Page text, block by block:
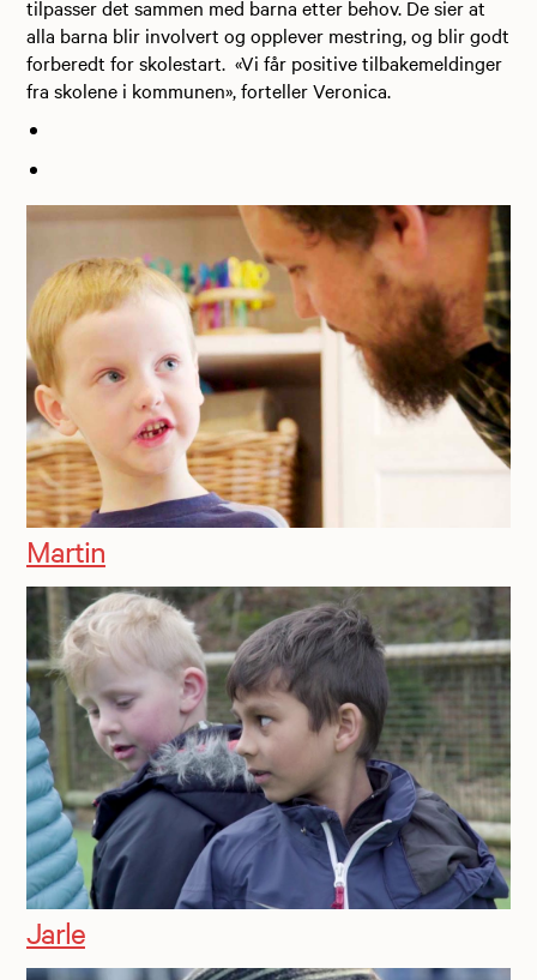
tilpasser det sammen med barna etter behov. De sier at
alla barna blir involvert og opplever mestring, og blir godt
forberedt for skolestart. «Vi får positive tilbakemeldinger
fra skolene i kommunen», forteller Veronica.
Martin
Jarle